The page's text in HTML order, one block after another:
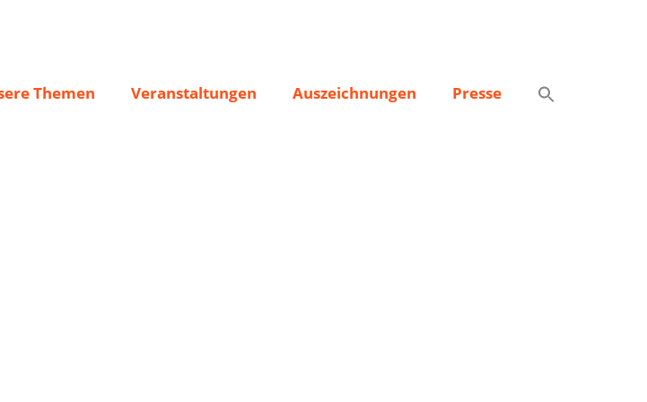
Themen Veranstaltungen Auszeichnungen Presse